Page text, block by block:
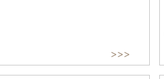
>>>